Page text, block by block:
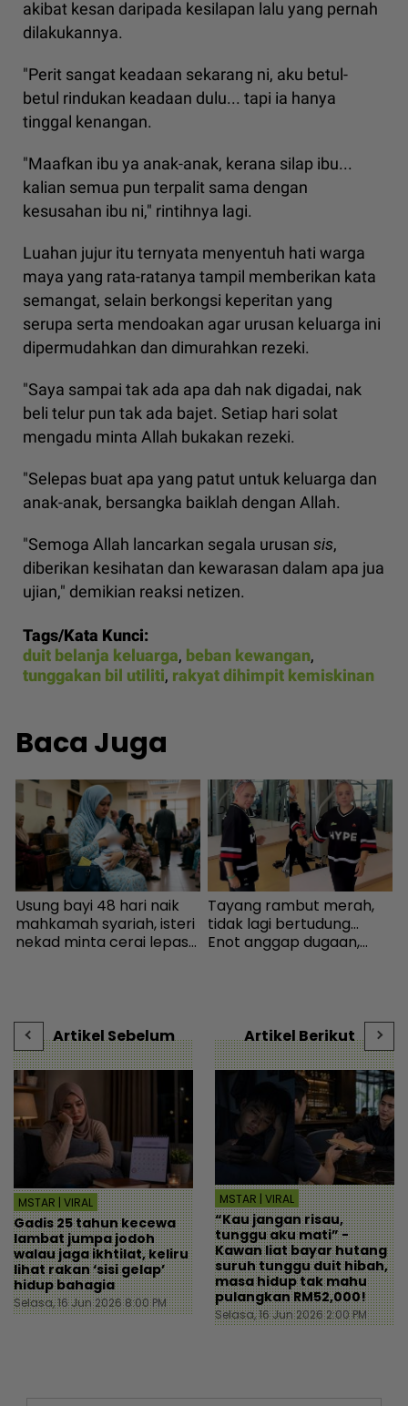
akibat kesan daripada kesilapan lalu yang pernah
dilakukannya.
"Perit sangat keadaan sekarang ni, aku betul-
betul rindukan keadaan dulu... tapi ia hanya
tinggal kenangan.
"Maafkan ibu ya anak-anak, kerana silap ibu...
kalian semua pun terpalit sama dengan
kesusahan ibu ni," rintihnya lagi.
Luahan jujur itu ternyata menyentuh hati warga
maya yang rata-ratanya tampil memberikan kata
semangat, selain berkongsi keperitan yang
serupa serta mendoakan agar urusan keluarga ini
dipermudahkan dan dimurahkan rezeki.
"Saya sampai tak ada apa dah nak digadai, nak
beli telur pun tak ada bajet. Setiap hari solat
mengadu minta Allah bukakan rezeki.
"Selepas buat apa yang patut untuk keluarga dan
anak-anak, bersangka baiklah dengan Allah.
"Semoga Allah lancarkan segala urusan sis,
diberikan kesihatan dan kewarasan dalam apa jua
ujian," demikian reaksi netizen.
Tags/Kata Kunci:
duit belanja keluarga, beban kewangan,
tunggakan bil utiliti, rakyat dihimpit kemiskinan
Baca Juga
Usung bayi 48 hari naik
mahkamah syariah, isteri
nekad minta cerai lepas
Tayang rambut merah,
tidak lagi bertudung...
Enot anggap dugaan,
Artikel Sebelum
MSTAR | VIRAL
Gadis 25 tahun kecewa
lambat jumpa jodoh
walau jaga ikhtilat, keliru
lihat rakan ‘sisi gelap’
hidup bahagia
Selasa, 16 Jun 2026 8:00 PM
Artikel Berikut
MSTAR | VIRAL
“Kau jangan risau,
tunggu aku mati” -
Kawan liat bayar hutang
suruh tunggu duit hibah,
masa hidup tak mahu
pulangkan RM52,000!
Selasa, 16 Jun 2026 2:00 PM